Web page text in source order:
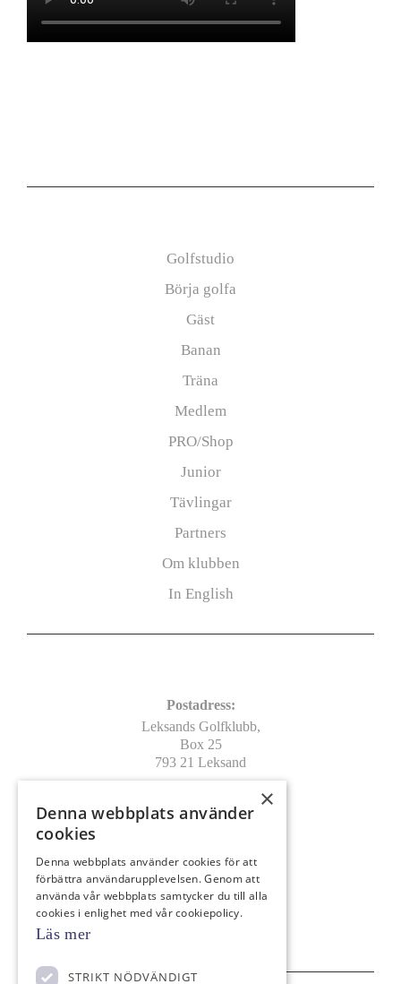
Golfstudio
Börja golfa
Gäst
Banan
Träna
Medlem
PRO/Shop
Junior
Tävlingar
Partners
Om klubben
In English
Postadress:
Leksands Golfklubb,
Box 25
793 21 Leksand
Leverans/Besöksadress:
Leksands Golfklubb
info@leksandsgk.se
0247-146 40
×
Denna webbplats använder
cookies
Denna webbplats använder cookies för att
förbättra användarupplevelsen. Genom att
använda vår webbplats samtycker du till alla
cookies i enlighet med vår cookiepolicy.
Läs mer
STRIKT NÖDVÄNDIGT